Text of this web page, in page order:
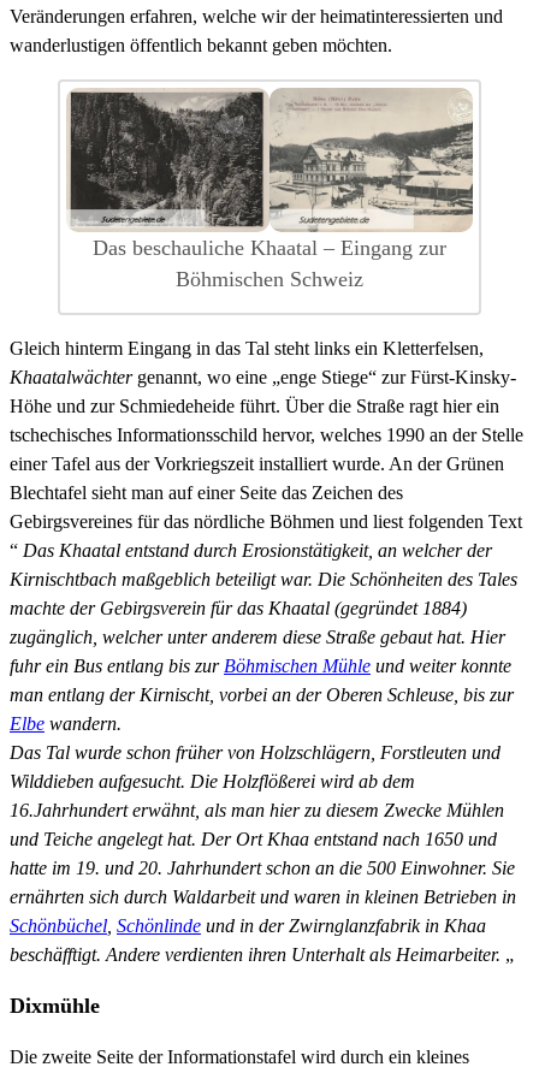
Veränderungen erfahren, welche wir der heimatinteressierten und
wanderlustigen öffentlich bekannt geben möchten.
Das beschauliche Khaatal – Eingang zur
Böhmischen Schweiz
Gleich hinterm Eingang in das Tal steht links ein Kletterfelsen,
Khaatalwächtergenannt, wo eine „enge Stiege“ zur Fürst-Kinsky-
Höhe und zur Schmiedeheide führt. Über die Straße ragt hier ein
tschechisches Informationsschild hervor, welches 1990 an der Stelle
einer Tafel aus der Vorkriegszeit installiert wurde. An der Grünen
Blechtafel sieht man auf einer Seite das Zeichen des
Gebirgsvereines für das nördliche Böhmen und liest folgenden Text
“ Das Khaatal entstand durch Erosionstätigkeit, an welcher der
Kirnischtbach maßgeblich beteiligt war. Die Schönheiten des Tales
machte der Gebirgsverein für das Khaatal (gegründet 1884)
zugänglich, welcher unter anderem diese Straße gebaut hat. Hier
fuhr ein Bus entlang bis zur Böhmischen Mühle und weiter konnte
man entlang der Kirnischt, vorbei an der Oberen Schleuse, bis zur
Elbe wandern.
Das Tal wurde schon früher von Holzschlägern, Forstleuten und
Wilddieben aufgesucht. Die Holzflößerei wird ab dem
16.Jahrhundert erwähnt, als man hier zu diesem Zwecke Mühlen
und Teiche angelegt hat. Der Ort Khaa entstand nach 1650 und
hatte im 19. und 20. Jahrhundert schon an die 500 Einwohner. Sie
ernährten sich durch Waldarbeit und waren in kleinen Betrieben in
Schönbüchel Schönlinde und in der Zwirnglanzfabrik in Khaa
beschäfftigt. Andere verdienten ihren Unterhalt als Heimarbeiter. „
Dixmühle
Die zweite Seite der Informationstafel wird durch ein kleines